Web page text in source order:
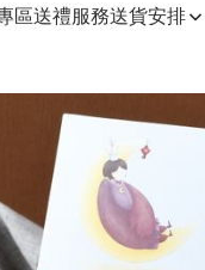
區送禮服務送貨安排